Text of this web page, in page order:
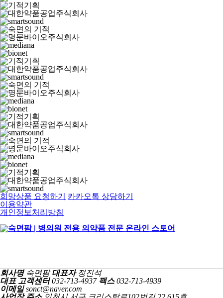
희망상품 요청하기
카카오톡 상담하기
이용약관
개인정보처리방침
회사명숙면팜 대표자 정진석
대표 고객센터032-713-4937 팩스032-713-4939
이메일sonct@naver.com